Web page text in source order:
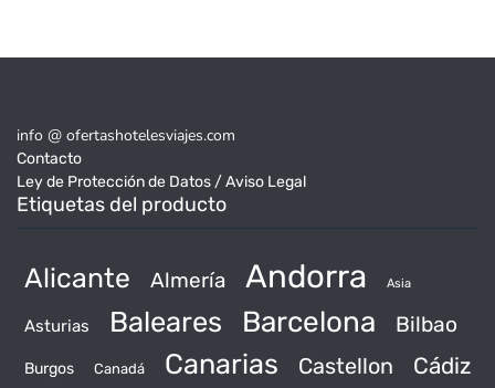
info @ ofertashotelesviajes.com
Contacto
Ley de Protección de Datos / Aviso Legal
Etiquetas del producto
Alicante Almería Andorra Asia
Asturias Baleares Barcelona Bilbao
Burgos Canadá Canarias Castellon Cádiz